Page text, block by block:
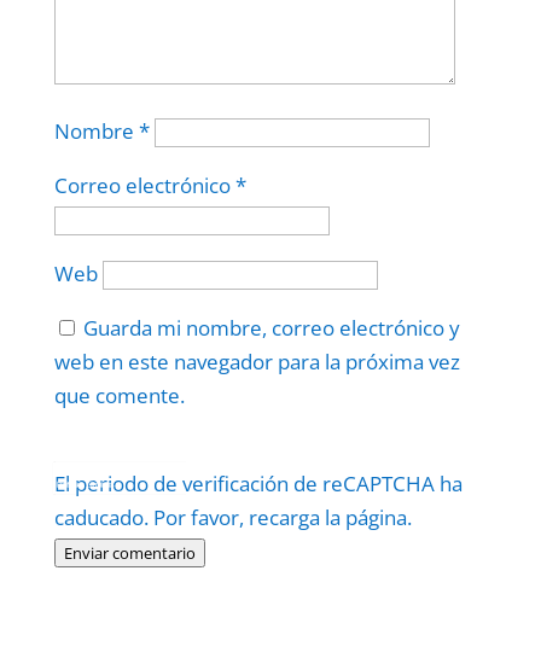
Nombre *
Correo electrónico*
Web
Guarda mi nombre, correo electrónico y
web en este navegador para la próxima vez
que comente.
El periodo de verificación de reCAPTCHA ha
caducado. Por favor, recarga la página.
Enviar comentario
Politica–Términos.